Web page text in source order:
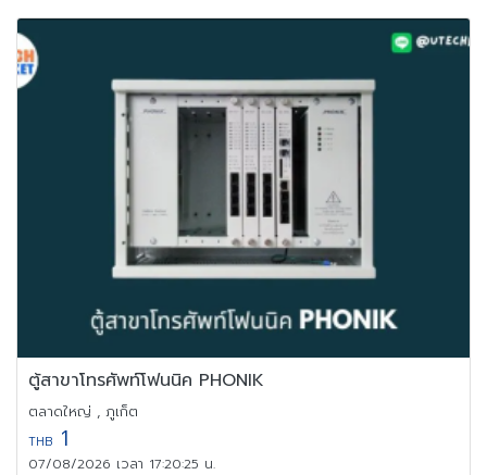
ตู้สาขาโทรศัพท์โฟนนิค PHONIK
ตลาดใหญ่ , ภูเก็ต
THB 1
07/08/2026 เวลา 17:20:25 น.